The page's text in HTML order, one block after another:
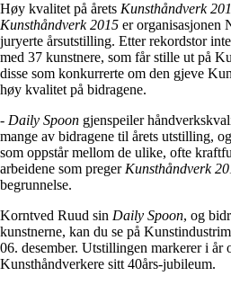
Høy kvalitet på årets Kunsthåndverk
Kunsthåndverk 2015 er organisasjonen
juryerte årsutstilling. Etter rekordstor
med 37 kunstnere, som får stille ut på
disse som konkurrerte om den gjeve
høy kvalitet på bidragene.
- Daily Spoon gjenspeiler
mange av bidragene til årets utstilling,
som oppstår mellom de ulike, ofte
arbeidene som preger Kunsthåndverk
begrunnelse.
Korntved Ruud sin Daily Spoon, og
kunstnerne, kan du se på
06. desember. Utstillingen markerer i år
Kunsthåndverkere sitt 40års-jubileum.